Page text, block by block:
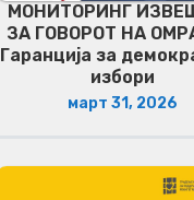
МОНИТОРИНГ
ЗА ГОВОРОТ НА
Гаранција за
избори
март 31, 2026